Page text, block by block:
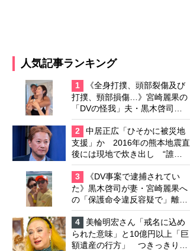
人気記事ランキング
1
《全身打撲、頭部裂傷及び
打撲、頸部損傷…》宮崎麗果の
「DVの怪我」夫・黒木啓司の
逮捕で始まる「夫婦の闘争」
2
中居正広「ひそかに被災地
支援」か 2016年の熊本地震直
後には現地で炊き出し “誰に
も知られなくて良い”と、むし
ろ強まる福祉活動への思い
3
《DV事案で逮捕されてい
た》黒木啓司が妻・宮崎麗果へ
の「保護命令違反容疑で」離婚
協議は「第二ステージ」へ
4
美輪明宏さん「戒名に込め
られた意味」と10億円以上「巨
額遺産の行方」 つきっきりで